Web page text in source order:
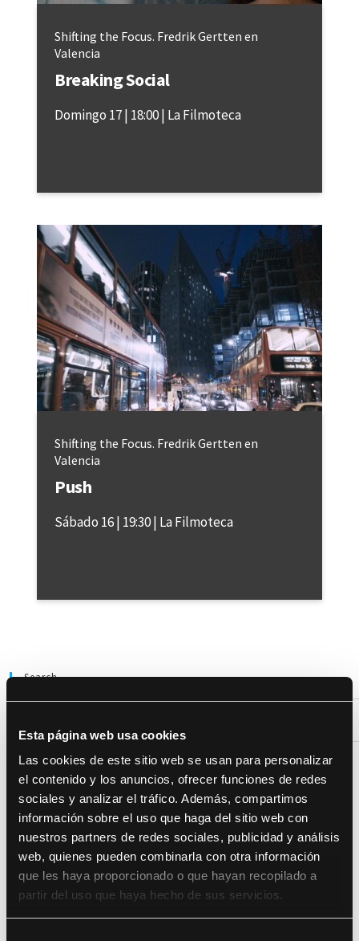
Esta página web usa cookies
Las cookies de este sitio web se usan para personalizar
el contenido y los anuncios, ofrecer funciones de redes
sociales y analizar el tráfico. Además, compartimos
información sobre el uso que haga del sitio web con
nuestros partners de redes sociales, publicidad y análisis
web, quienes pueden combinarla con otra información
que les haya proporcionado o que hayan recopilado a
partir del uso que haya hecho de sus servicios.
Shifting the Focus. Fredrik Gertten en
Valencia
Breaking Social
Domingo 17 18:00 La Filmoteca
Shifting the Focus. Fredrik Gertten en
Valencia
Push
Sábado 16 19:30 La Filmoteca
Search
Recent Posts
DocsValencia cumple diez años con 281 documentales, 433 proyecciones y
35.000 espectadores
DocsValencia reparte más de 37.500 euros en premios en su décima edición
Cines Babel y MN4 se incorporan como nuevas sedes de la décima edición de